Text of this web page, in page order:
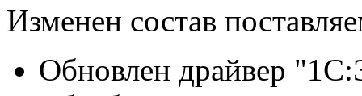
Изменен состав
Обновлен драйвер